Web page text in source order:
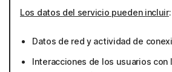
Los datos del servicio pueden incluir:
Datos de red y actividad de
Interacciones de los usuarios